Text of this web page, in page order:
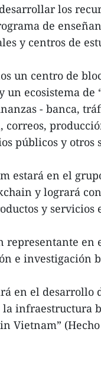
los
de
y centros de
un centro de
un ecosistema
- banca,
correos,
públicos y otros
estará en el
y logrará
y servicios
representante en
e investigación
en el
infraestructura
Vietnam”